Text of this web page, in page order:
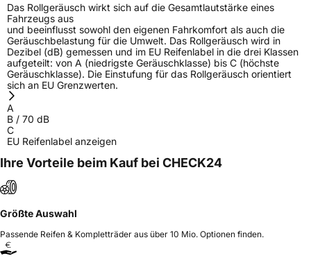
Das Rollgeräusch wirkt sich auf die Gesamtlautstärke eines
Fahrzeugs aus
und beeinflusst sowohl den eigenen Fahrkomfort als auch die
Geräuschbelastung für die Umwelt. Das Rollgeräusch wird in
Dezibel (dB) gemessen und im EU Reifenlabel in die drei Klassen
aufgeteilt: von A (niedrigste Geräuschklasse) bis C (höchste
Geräuschklasse). Die Einstufung für das Rollgeräusch orientiert
sich an EU Grenzwerten.
A
B / 70 dB
C
EU Reifenlabel anzeigen
Ihre Vorteile beim Kauf bei CHECK24
Größte Auswahl
Passende Reifen & Kompletträder aus über 10 Mio. Optionen finden.